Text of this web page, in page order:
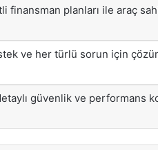
finansman planları ile araç
ve her türlü sorun için
güvenlik ve performans